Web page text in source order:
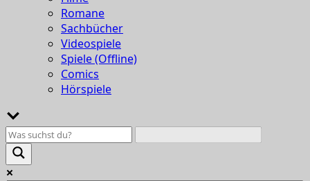
Romane
Sachbücher
Videospiele
Spiele (Offline)
Comics
Hörspiele